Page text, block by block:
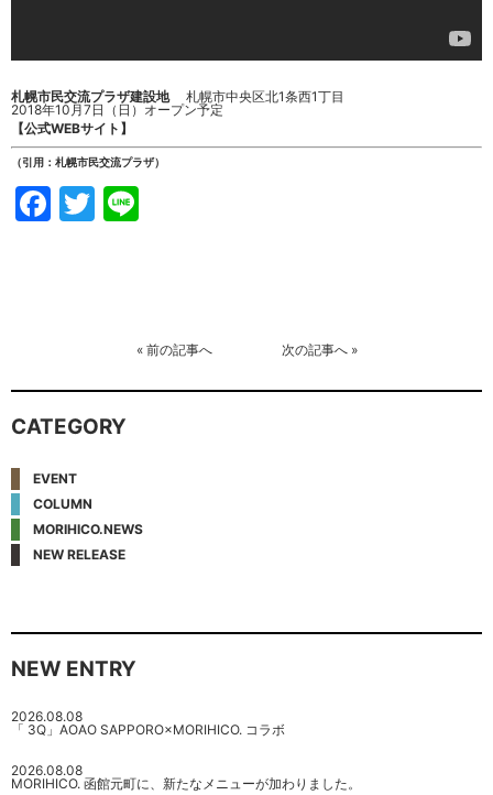
札幌市民交流プラザ建設地札幌市中央区北1条西1丁目
2018年10月7日（日）オープン予定
【公式WEBサイト】
（引用：札幌市民交流プラザ）
Facebook
Twitter
« 前の記事へ 次の記事へ»
CATEGORY
EVENT
COLUMN
MORIHICO.NEWS
NEW RELEASE
NEW ENTRY
2026.08.08
「 3Q」AOAO SAPPORO×MORIHICO. コラボ
2026.08.08
MORIHICO. 函館元町に、新たなメニューが加わりました。